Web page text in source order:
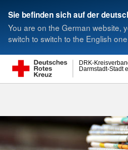
Sie befinden sich auf der
You are on the German website,
switch to switch to the English one
Darmstadt-Stadt
DRK-